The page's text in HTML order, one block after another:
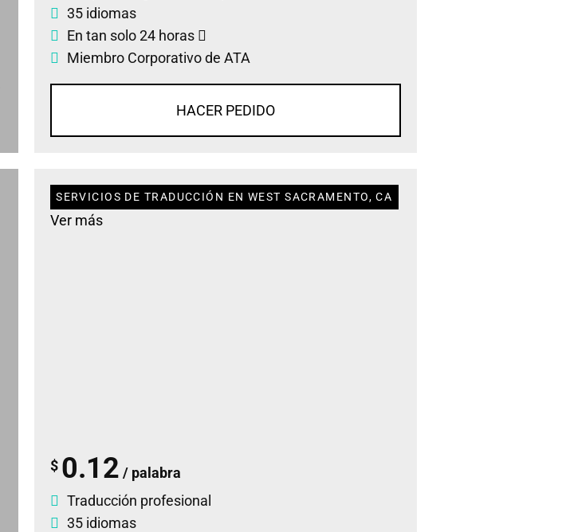
35 idiomas
En tan solo 24 horas
Miembro Corporativo de ATA
HACER PEDIDO
SERVICIOS DE TRADUCCIÓN EN WEST SACRAMENTO, CA
Ver más
$ 0.12 / palabra
Traducción profesional
35 idiomas